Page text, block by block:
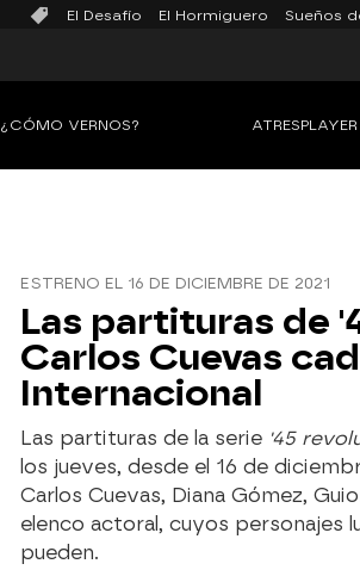
El Desafío El Hormiguero Sueños
¿CÓMO VERNOS? ATRESPLAYER
ESTRENO EL 16 DE DICIEMBRE DE 2021
Las partituras de
Carlos Cuevas
Internacional
Las partituras de la serie '45
los jueves, desde el 16 de
Carlos Cuevas, Diana Gómez,
elenco actoral, cuyos personajes
pueden.